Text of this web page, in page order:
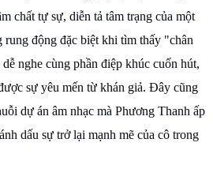
chất tự sự, diễn tả tâm trạng của một
động đặc biệt khi tìm thấy "chân
nghe cùng phần điệp khúc cuốn hút,
sự yêu mến từ khán giả. Đây cũng
dự án âm nhạc mà Phương Thanh ấp
dấu sự trở lại mạnh mẽ của cô trong